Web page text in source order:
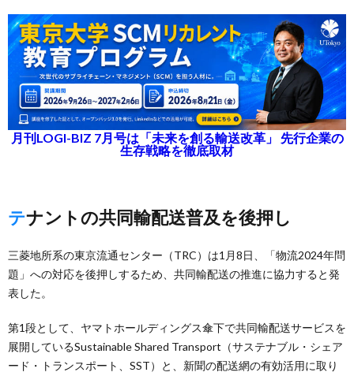
月刊LOGI-BIZ 7月号は「未来を創る輸送改革」 先行企業の
生存戦略を徹底取材
テナントの共同輸配送普及を後押し
三菱地所系の東京流通センター（TRC）は1月8日、「物流2024年問
題」への対応を後押しするため、共同輸配送の推進に協力すると発
表した。
第1段として、ヤマトホールディングス傘下で共同輸配送サービスを
展開しているSustainable Shared Transport（サステナブル・シェア
ード・トランスポート、SST）と、新聞の配送網の有効活用に取り